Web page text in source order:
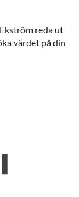
reda ut
värdet på din